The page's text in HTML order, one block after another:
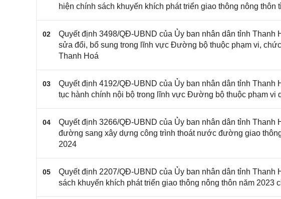
hiện chính sách khuyến khích phát triển giao thông nông
02
Quyết định 3498/QĐ-UBND của Ủy ban nhân dân tỉnh
sửa đổi, bổ sung trong lĩnh vực Đường bộ thuộc phạm vi,
Thanh Hoá
03
Quyết định 4192/QĐ-UBND của Ủy ban nhân dân tỉnh
tục hành chính nội bộ trong lĩnh vực Đường bộ thuộc phạm vi
04
Quyết định 3266/QĐ-UBND của Ủy ban nhân dân tỉnh Thanh
đường sang xây dựng công trình thoát nước đường giao
2024
05
Quyết định 2207/QĐ-UBND của Ủy ban nhân dân tỉnh
sách khuyến khích phát triển giao thông nông thôn năm 2023